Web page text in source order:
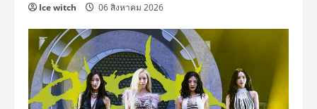
Ice witch 06 สิงหาคม 2026